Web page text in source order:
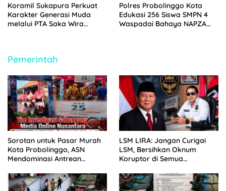
Koramil Sukapura Perkuat
Karakter Generasi Muda
melalui PTA Saka Wira
Polres Probolinggo Kota
Edukasi 256 Siswa SMPN 4
Waspadai Bahaya NAPZA
Pemerintah
Sorotan untuk Pasar Murah
Kota Probolinggo, ASN
Mendominasi Antrean
LSM LIRA: Jangan Curigai
LSM, Bersihkan Oknum
Koruptor di Semua